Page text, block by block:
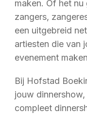
maken. Of het nu
zangers,
een uitgebreid
artiesten die van
evenement
Bij Hofstad
jouw
compleet